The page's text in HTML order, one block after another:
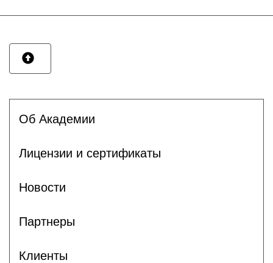
Об Академии
Лицензии и сертификаты
Новости
Партнеры
Клиенты